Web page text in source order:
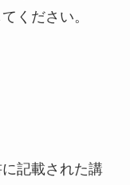
ください。
記載された講